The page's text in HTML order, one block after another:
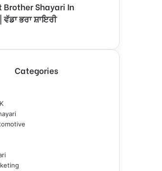
Brother Shayari In
ਭਰਾ ਸ਼ਾਇਰੀ
Categories